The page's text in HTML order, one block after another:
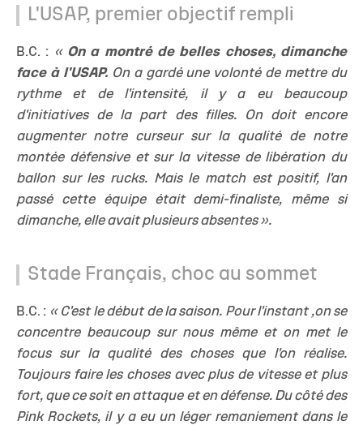
L'USAP, premier objectif rempli
B.C. : « On a montré de belles choses, dimanche
face à l'USAP.On a gardé une volonté de mettre du
rythme et de l'intensité, il y a eu beaucoup
d'initiatives de la part des filles. On doit encore
augmenter notre curseur sur la qualité de notre
montée défensive et sur la vitesse de libération du
ballon sur les rucks. Mais le match est positif, l'an
passé cette équipe était demi-finaliste, même si
dimanche, elle avait plusieurs absentes ».
Stade Français, choc au sommet
B.C. : « C'est le début de la saison. Pour l'instant ,on se
concentre beaucoup sur nous même et on met le
focus sur la qualité des choses que l'on réalise.
Toujours faire les choses avec plus de vitesse et plus
fort, que ce soit en attaque et en défense. Du côté des
Pink Rockets, il y a eu un léger remaniement dans le